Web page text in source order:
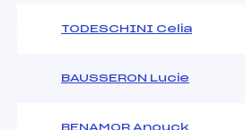
TODESCHINI Celia
BAUSSERON Lucie
BENAMOR Anouck